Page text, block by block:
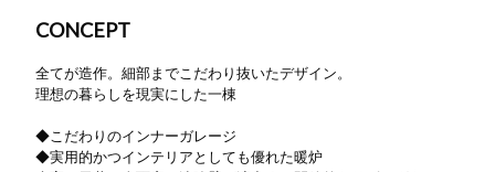
ZEH普及に向けて
会社概要
CONCEPT
全てが造作。細部までこだわり抜いたデザイン。
理想の暮らしを現実にした一棟
◆こだわりのインナーガレージ
◆実用的かつインテリアとしても優れた暖炉